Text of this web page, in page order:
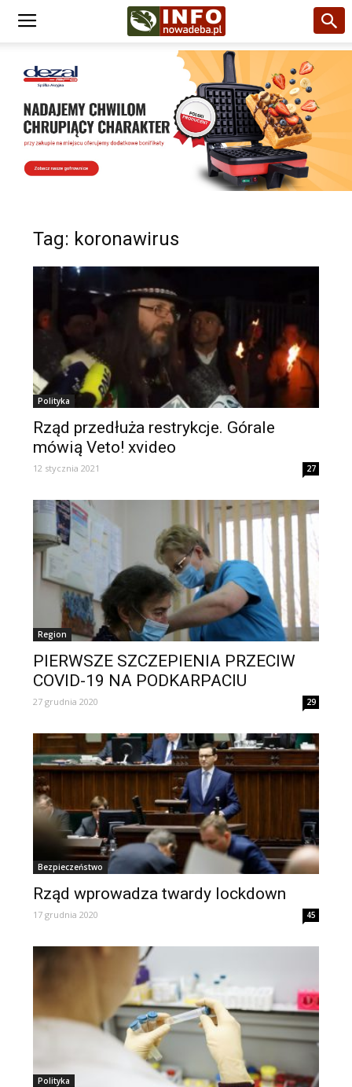
Tag: koronawirus
Polityka
Rząd przedłuża restrykcje. Górale
mówią Veto! xvideo
12 stycznia 2021 27
Region
PIERWSZE SZCZEPIENIA PRZECIW
COVID-19 NA PODKARPACIU
27 grudnia 2020 29
Bezpieczeństwo
Rząd wprowadza twardy lockdown
17 grudnia 2020 45
Polityka